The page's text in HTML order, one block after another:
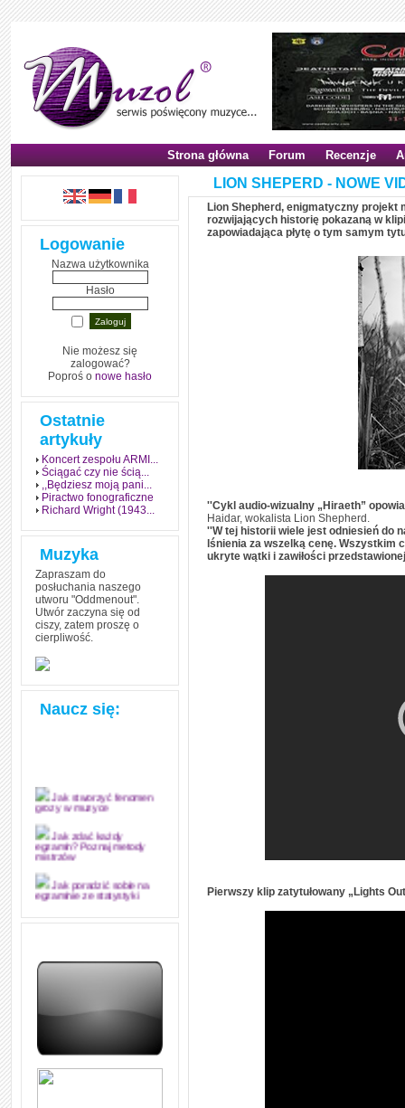
Strona główna Forum Recenzje
Logowanie
Nazwa użytkownika
Hasło
Nie możesz się
zalogować?
Poproś o nowe hasło
Ostatnie
artykuły
Koncert zespołu ARMI...
Ściągać czy nie ścią...
,,Będziesz moją pani...
Piractwo fonograficzne
Richard Wright (1943...
Muzyka
Zapraszam do
posłuchania naszego
utworu "Oddmenout".
Utwór zaczyna się od
ciszy, zatem proszę o
cierpliwość.
Naucz się:
Jak stworzyć fenomen
grozy w muzyce
Jak zdać każdy
egzamin? Poznaj metody
mistrzów
Jak poradzić sobie na
egzaminie ze statystyki
Jak napisać
edytorsko piękną pracę
dyplomową i ją z sukcesem
Jak nie powtarzać w
kółko tych samych błędów w
W jaki sposób 1000
formuł konwersacyjnych
pozwoli Ci opanować język
LION SHEPERD - NOWE
Lion Shepherd, enigmatyczny projekt
rozwijających historię pokazaną w
zapowiadająca płytę o tym samym
''Cykl audio-wizualny „Hiraeth”
Haidar, wokalista Lion Shepherd.
''W tej historii wiele jest odniesień do
lśnienia za wszelką cenę.
ukryte wątki i zawiłości
Pierwszy klip zatytułowany „Lights